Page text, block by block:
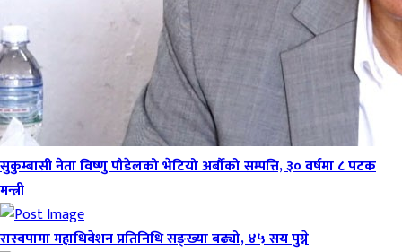
सुकुम्बासी नेता विष्णु पौडेलको भेटियो अर्बौको सम्पत्ति, ३० वर्षमा ८ पटक
मन्त्री
रास्वपामा महाधिवेशन प्रतिनिधि सङ्ख्या बढ्यो, ४५ सय पुग्ने